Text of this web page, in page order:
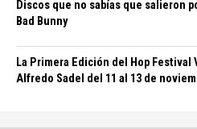
Discos que no sabías que salieron
Bad Bunny
La Primera Edición del Hop Festival
Alfredo Sadel del 11 al 13 de